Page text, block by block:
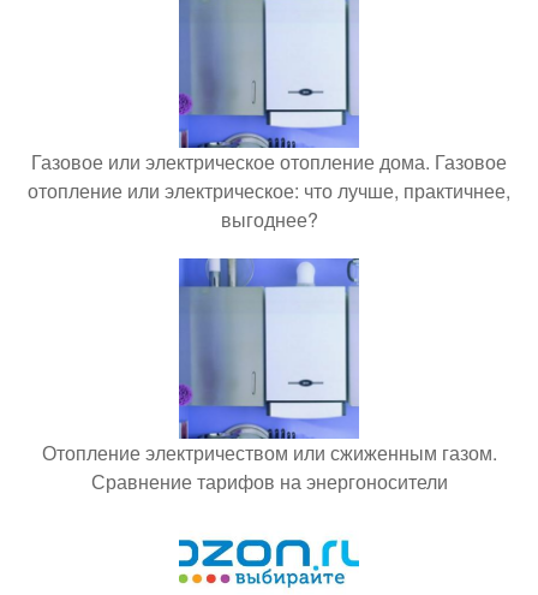
Газовое или электрическое отопление дома. Газовое
отопление или электрическое: что лучше, практичнее,
выгоднее?
Отопление электричеством или сжиженным газом.
Сравнение тарифов на энергоносители